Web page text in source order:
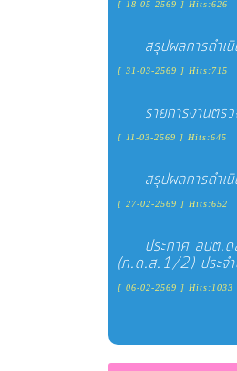
[ 18-05-2569 ] Hits:626
สรุปผลการดำ
[ 31-03-2569 ] Hits:715
รายการงานต
[ 11-03-2569 ] Hits:645
สรุปผลการดำ
[ 27-02-2569 ] Hits:652
ประกาศ อบต.ด
(ภ.ด.ส.1/2) ประ
[ 06-02-2569 ] Hits:1033